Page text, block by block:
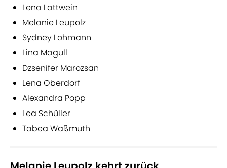
Lena Lattwein
Melanie Leupolz
Sydney Lohmann
Lina Magull
Dzsenifer Marozsan
Lena Oberdorf
Alexandra Popp
Lea Schüller
Tabea Waßmuth